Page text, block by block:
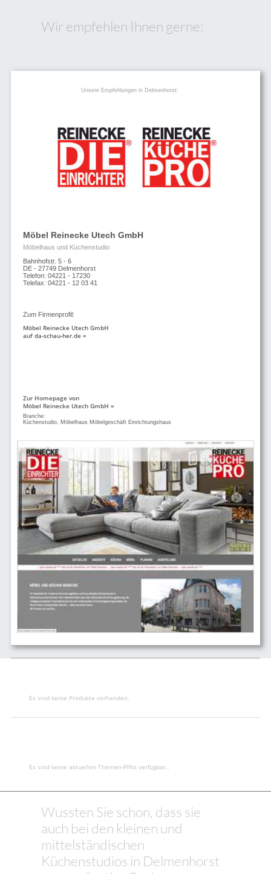
Wir empfehlen Ihnen gerne:
Unsere Empfehlungen in Delmenhorst:
Möbel Reinecke Utech GmbH
Möbelhaus und Küchenstudio
Bahnhofstr. 5 - 6
DE - 27749 Delmenhorst
Telefon: 04221 - 17230
Telefax: 04221 - 12 03 41
Zum Firmenprofil:
Möbel Reinecke Utech GmbH
auf da-schau-her.de »
Zur Homepage von
Möbel Reinecke Utech GmbH »
Branche:
Küchenstudio, Möbelhaus Möbelgeschäft Einrichtungshaus
Es sind keine Produkte vorhanden.
Es sind keine aktuellen Themen-PINs verfügbar..
Wussten Sie schon, dass sie
auch bei den kleinen und
mittelständischen
Küchenstudios in Delmenhorst